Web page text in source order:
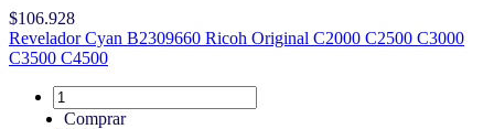
$106.928
Revelador Cyan B2309660 Ricoh Original C2000 C2500 C3000
C3500 C4500
Comprar